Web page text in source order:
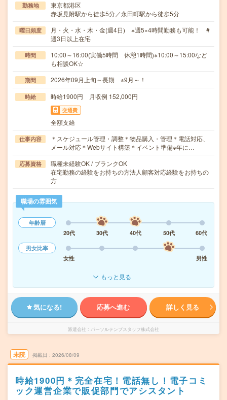
勤務地
東京都港区
赤坂見附駅から徒歩5分／永田町駅から徒歩5分
曜日頻度
月・火・水・木・金(週4日) ※週5×4時間勤務も可能！ #
週3日以上在宅
時間
10:00～16:00(実働5時間 休憩1時間)※10:00～15:00など
も相談OK☆
期間 2026年09月上旬～長期 ※9月～！
時給 時給1900円 月収例 152,000円
交通費
全額支給
仕事内容
＊スケジュール管理・調整＊物品購入・管理＊電話対応、
メール対応＊Webサイト構築＊イベント準備※年に…
応募資格
職種未経験OK / ブランクOK
在宅勤務の経験をお持ちの方法人顧客対応経験をお持ちの
方
職場の雰囲気
年齢層
20代
30代 40代 50代
60代
男女比率
女性
男性
もっと見る
気になる! 応募へ進む 詳しく見る
派遣会社 パーソルテンプスタッフ株式会社
未読 掲載日 2026/08/09
時給1900円＊完全在宅！電話無し！電子コミ
ック運営企業で販促部門でアシスタント